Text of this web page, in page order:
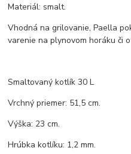
Materiál: smalt.
Vhodná na grilovanie, Paella
varenie na plynovom horáku či
Smaltovaný kotlík 30 L
Vrchný priemer: 51,5 cm.
Výška: 23 cm.
Hrúbka kotlíku: 1,2 mm.